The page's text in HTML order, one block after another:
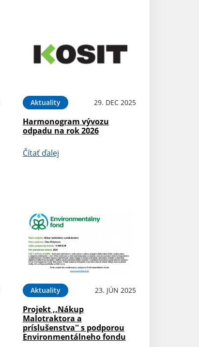
Aktuality 29. DEC 2025
Harmonogram vývozu
odpadu na rok 2026
Čítať ďalej
Aktuality 23. JÚN 2025
Projekt ,,Nákup
Malotraktora a
príslušenstva'' s podporou
Environmentálneho fondu